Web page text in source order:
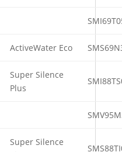
ActiveWater Eco
Super Silence
Plus
Super Silence